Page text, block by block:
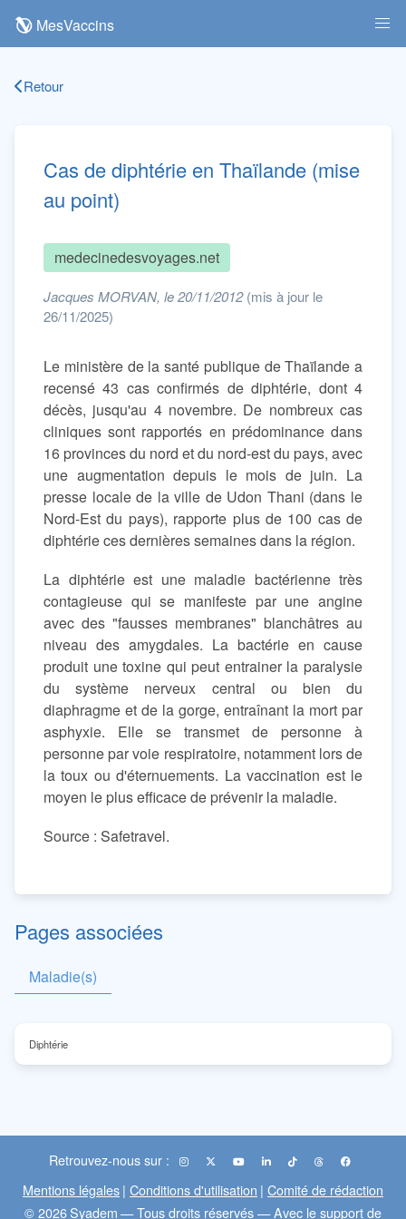
MesVaccins
Retour
Cas de diphtérie en Thaïlande (mise
au point)
medecinedesvoyages.net
Jacques MORVAN, le 20/11/2012 (mis à jour le
26/11/2025)
Le ministère de la santé publique de Thaïlande a
recensé 43 cas confirmés de diphtérie, dont 4
décès, jusqu'au 4 novembre. De nombreux cas
cliniques sont rapportés en prédominance dans
16 provinces du nord et du nord-est du pays, avec
une augmentation depuis le mois de juin. La
presse locale de la ville de Udon Thani (dans le
Nord-Est du pays), rapporte plus de 100 cas de
diphtérie ces dernières semaines dans la région.
La diphtérie est une maladie bactérienne très
contagieuse qui se manifeste par une angine
avec des "fausses membranes" blanchâtres au
niveau des amygdales. La bactérie en cause
produit une toxine qui peut entrainer la paralysie
du système nerveux central ou bien du
diaphragme et de la gorge, entraînant la mort par
asphyxie. Elle se transmet de personne à
personne par voie respiratoire, notamment lors de
la toux ou d'éternuements. La vaccination est le
moyen le plus efficace de prévenir la maladie.
Source : Safetravel.
Pages associées
Maladie(s)
Diphtérie
Retrouvez-nous sur :
Mentions légales| Conditions d'utilisation | Comité de rédaction
© 2026Syadem— Tous droits réservés — Avec le support de